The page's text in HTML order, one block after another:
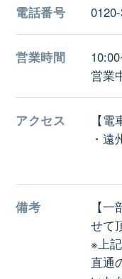
電話番号
営業時間
営業
アクセス
【電
・
約10
施設
備考
【
せて
※上
直通